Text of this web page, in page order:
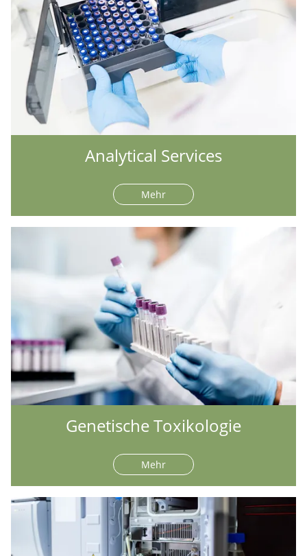
Analytical Services
Mehr
Genetische Toxikologie
Mehr